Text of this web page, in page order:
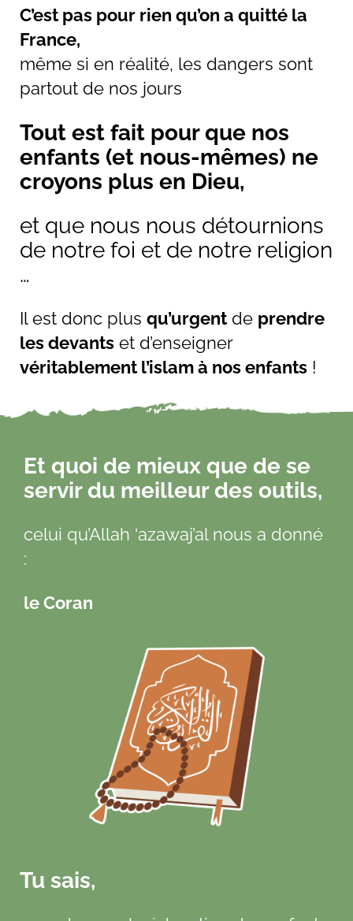
C’est pas pour rien qu’on a quitté la
France,
même si en réalité, les dangers sont
partout de nos jours
Tout est fait pour que nos
enfants (et nous-mêmes) ne
croyons plus en Dieu,
et que nous nous détournions
de notre foi et de notre religion
…
Il est donc plus qu’urgent de prendre
les devants et d’enseigner
véritablement l’islam à nos enfants !
Et quoi de mieux que de se
servir du meilleur des outils,
celui qu’Allah ‘azawaj’al nous a donné
:
le Coran
Tu sais,